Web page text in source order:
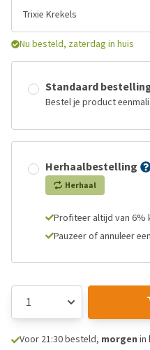
Trixie Krekels
Nu besteld, zaterdag in huis
Standaard
Bestel je product
Herhaalbestelling
Herhaal
Profiteer altijd van 6%
Pauzeer of annuleer
Voor 21:30 besteld, morgen in